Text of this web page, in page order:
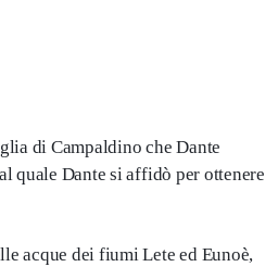
di Campaldino che Dante
quale Dante si affidò per ottenere
acque dei fiumi Lete ed Eunoè,